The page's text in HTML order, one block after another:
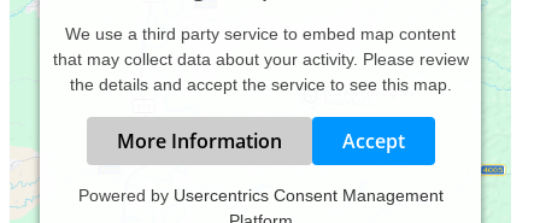
We use a third party service to embed map content
that may collect data about your activity. Please review
the details and accept the service to see this map.
More Information Accept
Powered by Usercentrics Consent Management